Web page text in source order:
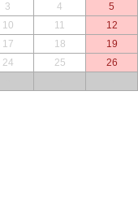
3 4
5
10 11
12
17 18
19
24 25
26